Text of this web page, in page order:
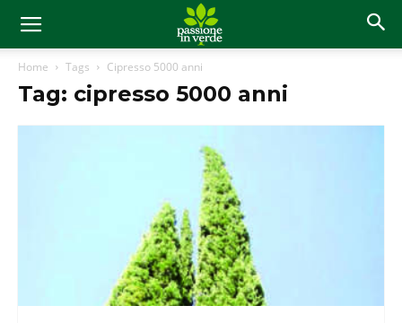
Home Tags Cipresso 5000 anni
Tag: cipresso 5000 anni